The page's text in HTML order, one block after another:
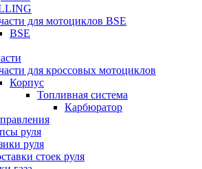
для мотоциклов BSE
BSE
для кроссовых мотоциклов
Корпус
Топливная система
Карбюратор
руля
руля
стоек руля